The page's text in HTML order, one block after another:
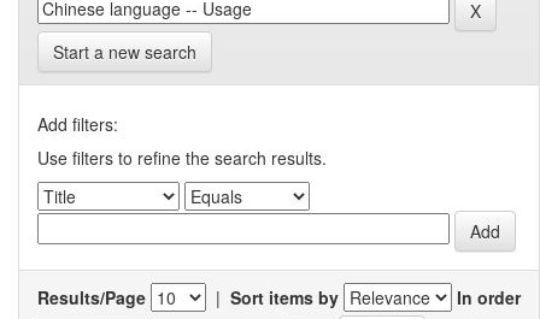
Start a new search
Add filters:
Use filters to refine the search results.
Results/Page | Sort items by
In order